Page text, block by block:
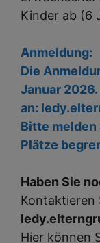
Kinder ab (6
Anmeldung:
Die
Januar
an:
Bitte melden
Plätze
Haben Sie
Kontaktieren
Hier können